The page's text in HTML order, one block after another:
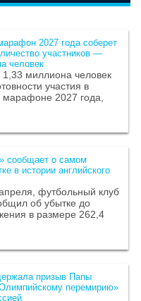
2027 года соберет
участников —
человек
миллиона человек
участия в
2027 года,
сообщает о самом
в истории английского
футбольный клуб
об убытке до
в размере 262,4
призыв Папы
перемирию»